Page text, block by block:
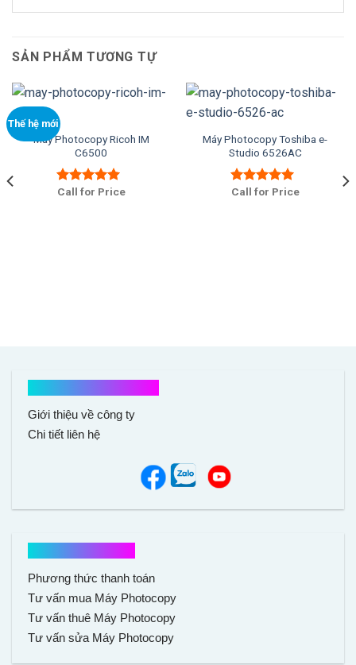
SẢN PHẨM TƯƠNG TỰ
Thế hệ mới
Máy Photocopy Ricoh IM
C6500
Được xếp
Call for Price
Máy Photocopy Toshiba e-
Studio 6526AC
Được xếp
Call for Price
Giới thiệu về công ty
Chi tiết liên hệ
Phương thức thanh toán
Tư vấn mua Máy Photocopy
Tư vấn thuê Máy Photocopy
Tư vấn sửa Máy Photocopy